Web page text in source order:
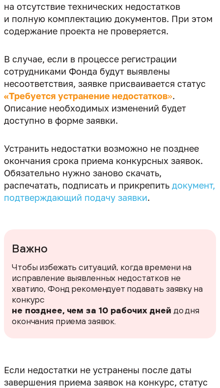
на отсутствие технических недостатков
и полную комплектацию документов. При этом
В случае, если в процессе регистрации
сотрудниками Фонда будут выявлены
несоответствия, заявке присваивается статус
«Требуется устранение недостатков».
Описание необходимых изменений будет
Устранить недостатки возможно не позднее
окончания срока приема конкурсных заявок.
Обязательно нужно заново скачать,
распечатать, подписать и прикрепить документ,
подтверждающий подачу заявки.
Важно
Чтобы избежать ситуаций, когда времени на
исправление выявленных недостатков не
хватило, Фонд рекомендует подавать заявку на
конкурс
не позднее, чем за 10 рабочих дней до дня
окончания приема заявок.
Если недостатки не устранены после даты
завершения приема заявок на конкурс, статус